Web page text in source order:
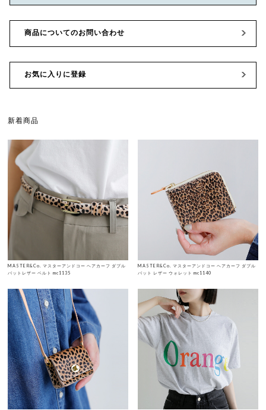
商品についてのお問い合わせ
お気に入りに登録
新着商品
MASTER&Co. マスターアンドコー ヘアカーフ ダブル
バットレザー ベルト mc1135
MASTER&Co. マスターアンドコー ヘアカーフ ダブル
バット レザー ウォレット mc1140